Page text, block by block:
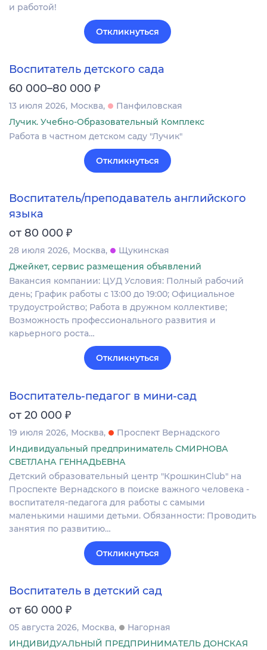
и работой!
Откликнуться
Воспитатель детского сада
60 000–80 000 ₽
13 июля 2026 Москва
Панфиловская
Лучик. Учебно-Образовательный Комплекс
Работа в частном детском саду "Лучик"
Откликнуться
Воспитатель/преподаватель английского
языка
от 80 000 ₽
28 июля 2026 Москва
Щукинская
Джейкет, сервис размещения объявлений
Вакансия компании: ЦУД Условия: Полный рабочий
день; График работы с 13:00 до 19:00; Официальное
трудоустройство; Работа в дружном коллективе;
Возможность профессионального развития и
карьерного роста…
Откликнуться
Воспитатель-педагог в мини-сад
от 20 000 ₽
19 июля 2026 Москва
Проспект Вернадского
Индивидуальный предприниматель СМИРНОВА
СВЕТЛАНА ГЕННАДЬЕВНА
Детский образовательный центр "КрошкинClub" на
Проспекте Вернадского в поиске важного человека -
воспитателя-педагога для работы с самыми
маленькими нашими детьми. Обязанности: Проводить
занятия по развитию…
Откликнуться
Воспитатель в детский сад
от 60 000 ₽
05 августа 2026 Москва
Нагорная
ИНДИВИДУАЛЬНЫЙ ПРЕДПРИНИМАТЕЛЬ ДОНСКАЯ